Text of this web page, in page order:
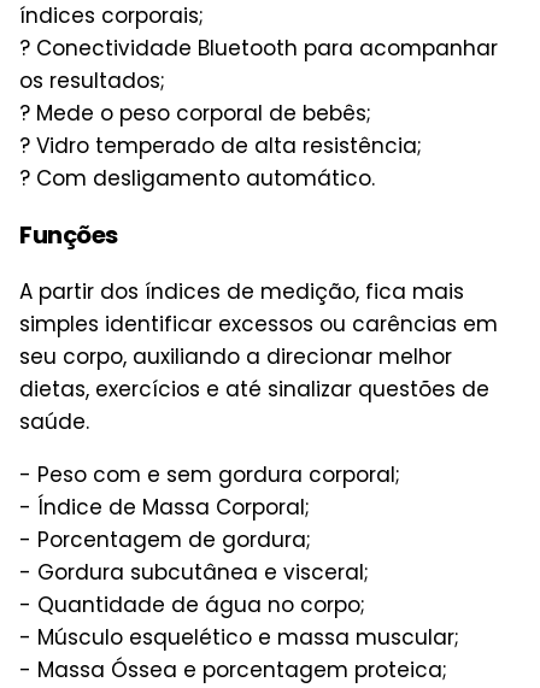
índices corporais;
? Conectividade Bluetooth para acompanhar
os resultados;
? Mede o peso corporal de bebês;
? Vidro temperado de alta resistência;
? Com desligamento automático.
Funções
A partir dos índices de medição, fica mais
simples identificar excessos ou carências em
seu corpo, auxiliando a direcionar melhor
dietas, exercícios e até sinalizar questões de
saúde.
- Peso com e sem gordura corporal;
- Índice de Massa Corporal;
- Porcentagem de gordura;
- Gordura subcutânea e visceral;
- Quantidade de água no corpo;
- Músculo esquelético e massa muscular;
- Massa Óssea e porcentagem proteica;